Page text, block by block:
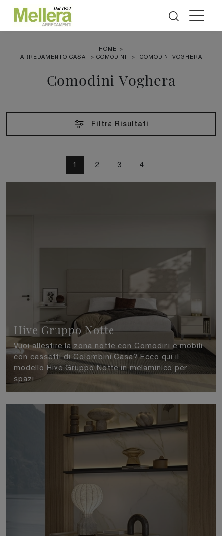
HOME >
ARREDAMENTO CASA
> COMODINI > COMODINI VOGHERA
Comodini Voghera
Filtra Risultati
1 2 3 4
Hive Gruppo Notte
Vuoi allestire la zona notte con Comodini e mobili
con cassetti di Colombini Casa? Ecco qui il
modello Hive Gruppo Notte in melaminico per
spazi ...